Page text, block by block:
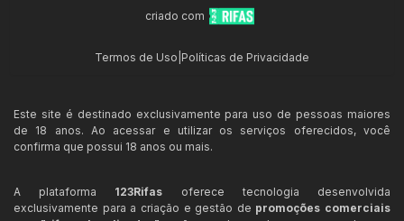
criado com
Termos de Uso Políticas de Privacidade
Este site é destinado exclusivamente para uso de pessoas maiores
de 18 anos. Ao acessar e utilizar os serviços oferecidos, você
confirma que possui 18 anos ou mais.
A plataforma 123Rifas oferece tecnologia desenvolvida
exclusivamente para a criação e gestão de promoções comerciais